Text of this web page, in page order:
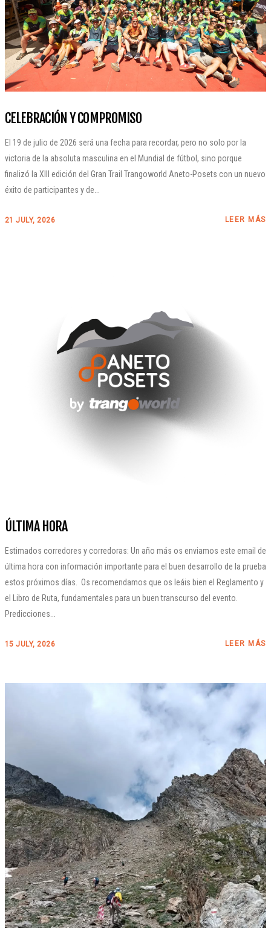
CELEBRACIÓN Y COMPROMISO
El 19 de julio de 2026 será una fecha para recordar, pero no solo por la
victoria de la absoluta masculina en el Mundial de fútbol, sino porque
finalizó la XIII edición del Gran Trail Trangoworld Aneto-Posets con un nuevo
éxito de participantes y de...
21 JULY, 2026 LEER MÁS
ÚLTIMA HORA
Estimados corredores y corredoras: Un año más os enviamos este email de
última hora con información importante para el buen desarrollo de la prueba
estos próximos días. Os recomendamos que os leáis bien el Reglamento y
el Libro de Ruta, fundamentales para un buen transcurso del evento.
Predicciones...
15 JULY, 2026 LEER MÁS